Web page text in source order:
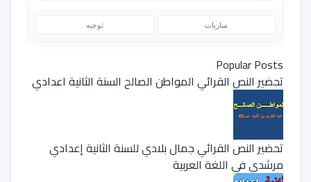
مباريات توجيه
Popular Posts
تحضير النص القرائي المواطن الصالح السنة الثانية اعدادي
تحضير النص القرائي جمال بلادي للسنة الثانية إعدادي
مرشدي في اللغة العربية